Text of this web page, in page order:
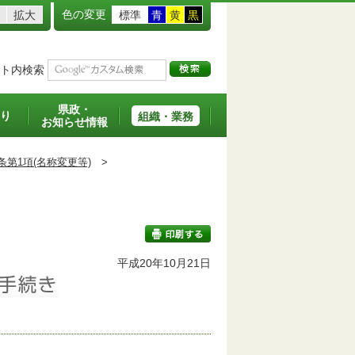
拡大 色の変更 標準 青 黄 黒
内検索
県政・
お知らせ情報
組織・業務
第1項(名称変更等) >
平成20年10月21日